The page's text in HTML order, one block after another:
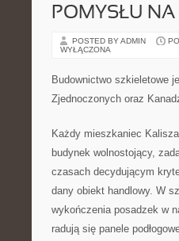
POMYSŁU
POSTED BY ADMIN
WYŁĄCZONA
Budownictwo szkieletowe
Zjednoczonych oraz
Każdy mieszkaniec
budynek wolnostojący,
czasach decydującym
dany obiekt handlowy. W
wykończenia posadzek w
radują się panele